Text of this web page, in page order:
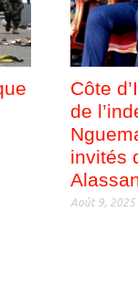
Côte
de
invités
Août 9, 2025